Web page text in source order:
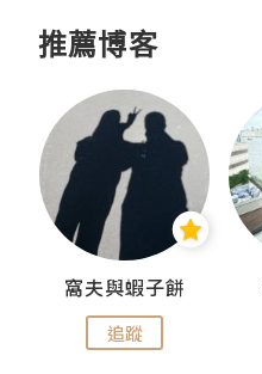
推薦博客
窩夫與蝦子餅
追蹤